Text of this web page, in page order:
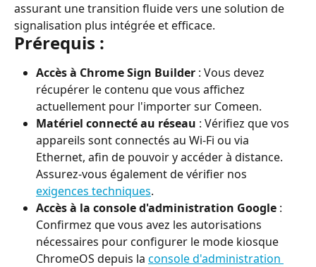
assurant une transition fluide vers une solution de
signalisation plus intégrée et efficace.
Prérequis :
Accès à Chrome Sign Builder : Vous devez
récupérer le contenu que vous affichez
actuellement pour l'importer sur Comeen.
Matériel connecté au réseau : Vérifiez que vos
appareils sont connectés au Wi-Fi ou via
Ethernet, afin de pouvoir y accéder à distance.
Assurez-vous également de vérifier nos
exigences techniques.
Accès à la console d'administration Google :
Confirmez que vous avez les autorisations
nécessaires pour configurer le mode kiosque
ChromeOS depuis la console d'administration